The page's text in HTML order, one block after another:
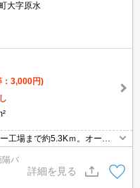
大字原水
：3,000円)
工場まで約5.3Kｍ。オート
料完備！初期費用のクレジッ
終了後62,000円になりま
陽バ
詳細を見る